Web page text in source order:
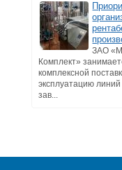
ЗАО
Комплект»
комплексной
эксплуатацию
зав...